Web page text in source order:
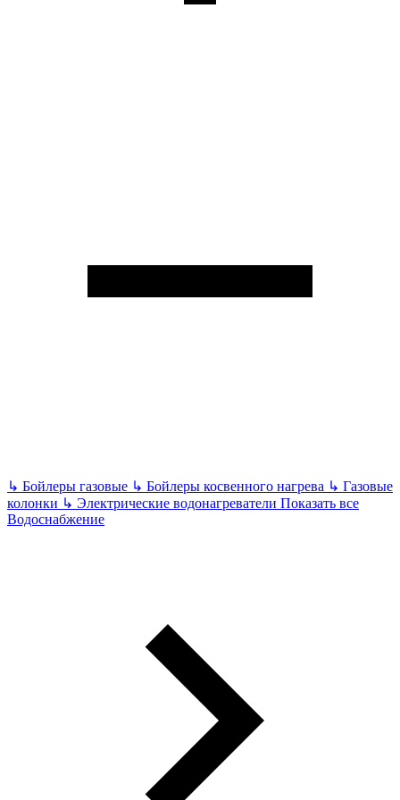
↳ Бойлеры газовые ↳ Бойлеры косвенного нагрева ↳ Газовые
колонки ↳ Электрические водонагреватели Показать все
Водоснабжение